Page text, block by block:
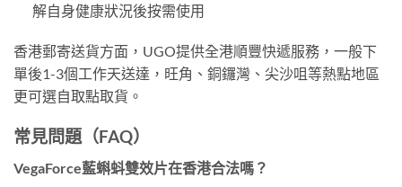
解自身健康狀況後按需使用
香港郵寄送貨方面，UGO提供全港順豐快遞服務，一般下
單後1-3個工作天送達，旺角、銅鑼灣、尖沙咀等熱點地區
更可選自取點取貨。
常見問題（FAQ）
VegaForce藍蝌蚪雙效片在香港合法嗎？